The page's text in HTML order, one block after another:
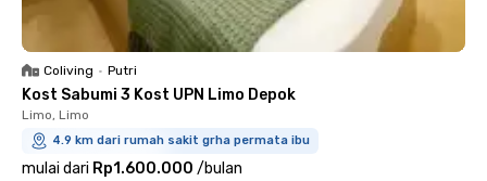
Coliving • Putri
Kost Sabumi 3 Kost UPN Limo Depok
Limo, Limo
4.9 km dari rumah sakit grha permata ibu
mulai dari Rp1.600.000 /bulan